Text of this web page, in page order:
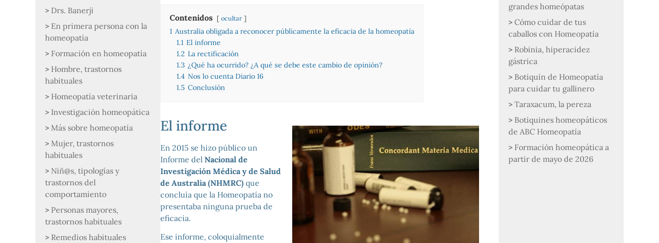
Drs. Banerji
En primera persona con la
homeopatía
Formación en homeopatía
Hombre, trastornos
habituales
Homeopatía veterinaria
Investigación homeopática
Más sobre homeopatía
Mujer, trastornos
habituales
Niñ@s, tipologías y
trastornos del
comportamiento
Personas mayores,
trastornos habituales
Remedios habituales
Contenidos ocultar
1 Australia obligada a reconocer públicamente la eficacia de la homeopatía
1.1 El informe
1.2 La rectificación
1.3 ¿Qué ha ocurrido? ¿A qué se debe este cambio de opinión?
1.4 Nos lo cuenta Diario 16
1.5 Conclusión
El informe
En 2015 se hizo público un
Informe del Nacional de
Investigación Médica y de Salud
de Australia (NHMRC)que
concluía que la Homeopatía no
presentaba ninguna prueba de
eficacia.
Ese informe, coloquialmente
grandes homeópatas
Cómo cuidar de tus
caballos con Homeopatía
Robinia, hiperacidez
gástrica
Botiquín de Homeopatía
para cuidar tu gallinero
Taraxacum, la pereza
Botiquines homeopáticos
de ABC Homeopatía
Formación homeopática a
partir de mayo de 2026